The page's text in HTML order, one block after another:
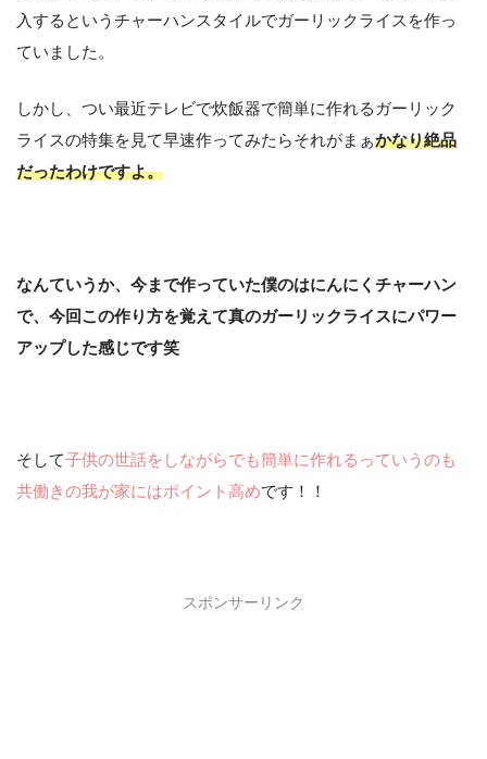
入するというチャーハンスタイルでガーリックライスを作っ
ていました。
しかし、つい最近テレビで炊飯器で簡単に作れるガーリック
ライスの特集を見て早速作ってみたらそれがまぁかなり絶品
だったわけですよ。
なんていうか、今まで作っていた僕のはにんにくチャーハン
で、今回この作り方を覚えて真のガーリックライスにパワー
アップした感じです笑
そして子供の世話をしながらでも簡単に作れるっていうのも
共働きの我が家にはポイント高めです！！
スポンサーリンク